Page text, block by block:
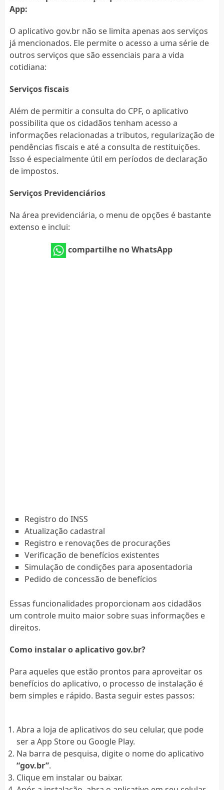
App:
O aplicativo gov.br não se limita apenas aos serviços
já mencionados. Ele permite o acesso a uma série de
outros serviços que são essenciais para a vida
cotidiana:
Serviços fiscais
Além de permitir a consulta do CPF, o aplicativo
possibilita que os cidadãos tenham acesso a
informações relacionadas a tributos, regularização de
pendências fiscais e até a consulta de restituições.
Isso é especialmente útil em períodos de declaração
de impostos.
Serviços Previdenciários
Na área previdenciária, o menu de opções é bastante
extenso e inclui:
compartilhe no WhatsApp
Registro do INSS
Atualização cadastral
Registro e renovações de procurações
Verificação de benefícios existentes
Simulação de condições para aposentadoria
Pedido de concessão de benefícios
Essas funcionalidades proporcionam aos cidadãos
um controle muito maior sobre suas informações e
direitos.
Como instalar o aplicativo gov.br?
Para aqueles que estão prontos para aproveitar os
benefícios do aplicativo, o processo de instalação é
bem simples e rápido. Basta seguir estes passos:
Abra a loja de aplicativos do seu celular, que pode
ser a App Store ou Google Play.
Na barra de pesquisa, digite o nome do aplicativo
“gov.br”.
Clique em instalar ou baixar.